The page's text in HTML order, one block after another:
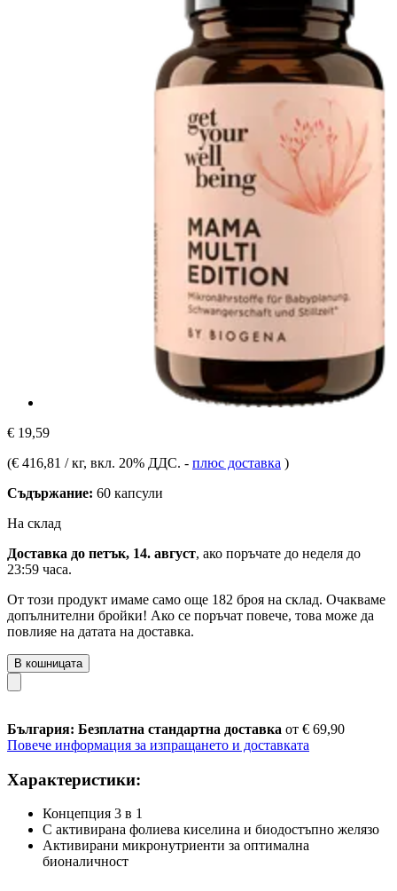
€ 19,59
(€ 416,81 / кг, вкл. 20% ДДС. - плюс доставка )
Съдържание: 60 капсули
На склад
Доставка до петък, 14. август, ако поръчате до неделя до
23:59 часа.
От този продукт имаме само още 182 броя на склад. Очакваме
допълнителни бройки! Ако се поръчат повече, това може да
повлияе на датата на доставка.
В кошницата
България: Безплатна стандартна доставка от € 69,90
Повече информация за изпращането и доставката
Характеристики:
Концепция 3 в 1
С активирана фолиева киселина и биодостъпно желязо
Активирани микронутриенти за оптимална
бионаличност